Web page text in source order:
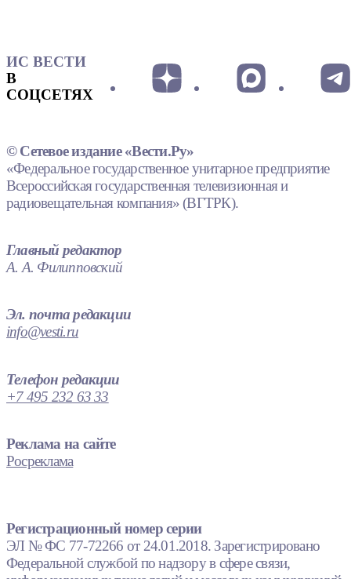
ИС ВЕСТИ
В
СОЦСЕТЯХ
© Сетевое издание «Вести.Ру»
«Федеральное государственное унитарное предприятие
Всероссийская государственная телевизионная и
радиовещательная компания» (ВГТРК).
Главный редактор
А. А. Филипповский
Эл. почта редакции
info@vesti.ru
Телефон редакции
+7 495 232 63 33
Реклама на сайте
Росреклама
Регистрационный номер серии
ЭЛ № ФС 77-72266 от 24.01.2018. Зарегистрировано
Федеральной службой по надзору в сфере связи,